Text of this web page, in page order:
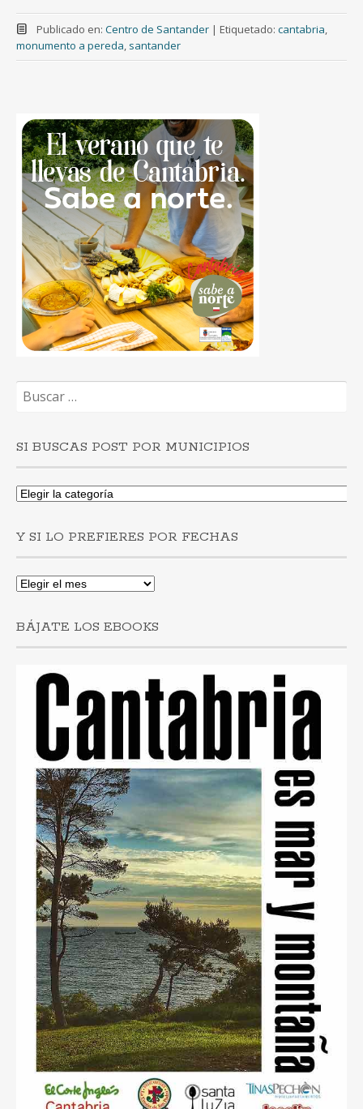
Publicado en: Centro de Santander | Etiquetado: cantabria,
monumento a pereda, santander
SI BUSCAS POST POR MUNICIPIOS
Si
por
municipios
Y SI LO PREFIERES POR FECHAS
prefieres
por
BÁJATE LOS EBOOKS